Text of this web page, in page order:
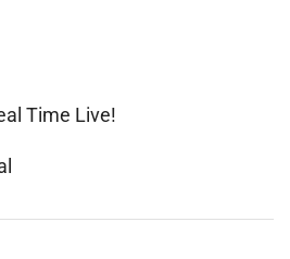
Time Live!